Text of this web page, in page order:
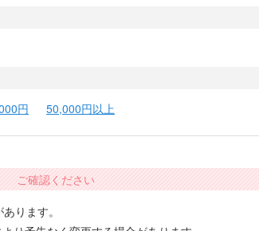
円 50,000円以上
ご確認ください
ります。